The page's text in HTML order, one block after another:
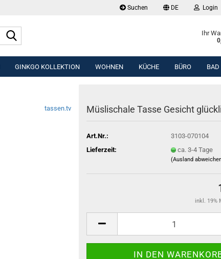
Suchen DE Login
Ihr
GINKGO KOLLEKTION WOHNEN KÜCHE BÜRO BAD
tassen.tv Müslischale Tasse Gesicht
Art.Nr.:
3103-070104
Lieferzeit:
ca. 3-4 Tage
(Ausland
inkl. 19%